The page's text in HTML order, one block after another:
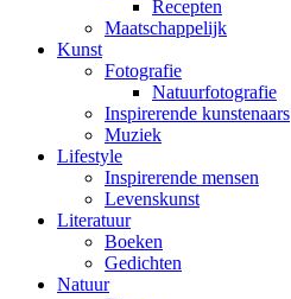
Recepten
Maatschappelijk
Kunst
Fotografie
Natuurfotografie
Inspirerende kunstenaars
Muziek
Lifestyle
Inspirerende mensen
Levenskunst
Literatuur
Boeken
Gedichten
Natuur